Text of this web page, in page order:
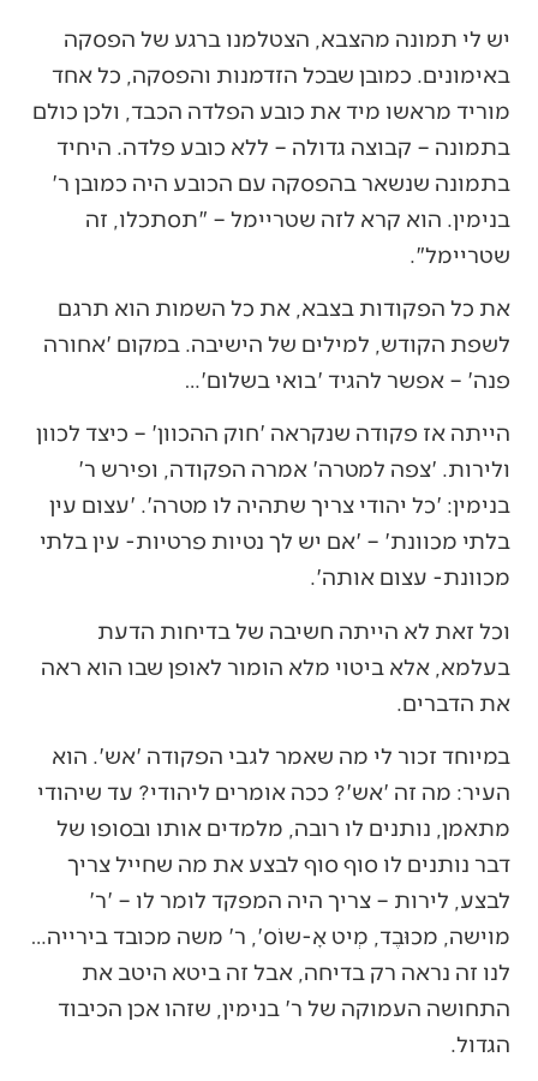
יש לי תמונה מהצבא, הצטלמנו ברגע של הפסקה
באימונים. כמובן שבכל הזדמנות והפסקה, כל אחד
מוריד מראשו מיד את כובע הפלדה הכבד, ולכן כולם
בתמונה – קבוצה גדולה – ללא כובע פלדה. היחיד
בתמונה שנשאר בהפסקה עם הכובע היה כמובן ר'
בנימין. הוא קרא לזה שטריימל – "תסתכלו, זה
שטריימל".
את כל הפקודות בצבא, את כל השמות הוא תרגם
לשפת הקודש, למילים של הישיבה. במקום 'אחורה
פנה' – אפשר להגיד 'בואי בשלום'…
הייתה אז פקודה שנקראה 'חוק ההכוון' – כיצד לכוון
ולירות. 'צפה למטרה' אמרה הפקודה, ופירש ר'
בנימין: 'כל יהודי צריך שתהיה לו מטרה'. 'עצום עין
בלתי מכוונת' – 'אם יש לך נטיות פרטיות- עין בלתי
מכוונת- עצום אותה'.
וכל זאת לא הייתה חשיבה של בדיחות הדעת
בעלמא, אלא ביטוי מלא הומור לאופן שבו הוא ראה
את הדברים.
במיוחד זכור לי מה שאמר לגבי הפקודה 'אש'. הוא
העיר: מה זה 'אש'? ככה אומרים ליהודי? עד שיהודי
מתאמן, נותנים לו רובה, מלמדים אותו ובסופו של
דבר נותנים לו סוף סוף לבצע את מה שחייל צריך
לבצע, לירות – צריך היה המפקד לומר לו – 'ר'
מוישה, מכוּבֶד, מְיט אָ-שוֹס', ר' משה מכובד בירייה…
לנו זה נראה רק בדיחה, אבל זה ביטא היטב את
התחושה העמוקה של ר' בנימין, שזהו אכן הכיבוד
הגדול.